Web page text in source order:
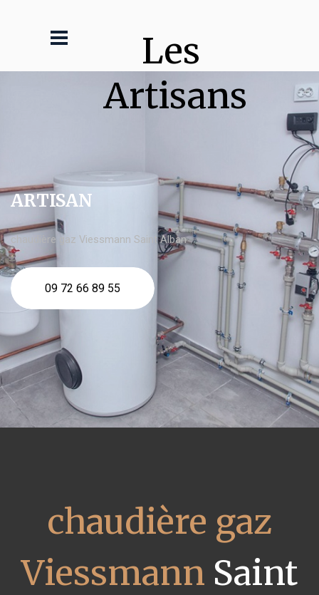
Les
Artisans
ARTISAN
chaudière gaz Viessmann Saint Alban
09 72 66 89 55
chaudière gaz
Viessmann Saint